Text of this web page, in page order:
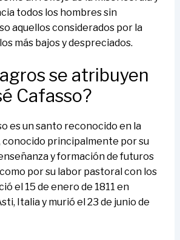
todos los hombres sin
aquellos considerados por la
más bajos y despreciados.
se atribuyen
Cafasso?
es un santo reconocido en la
conocido principalmente por su
y formación de futuros
por su labor pastoral con los
el 15 de enero de 1811 en
Italia y murió el 23 de junio de